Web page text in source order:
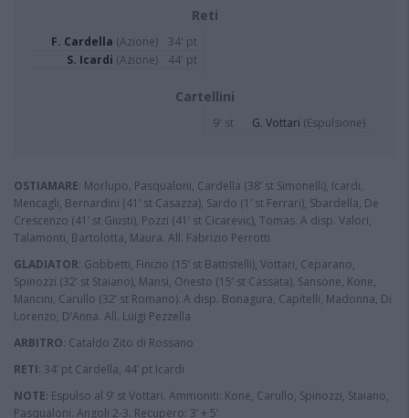
Reti
F. Cardella (Azione)
34' pt
S. Icardi (Azione) 44' pt
Cartellini
9' st G. Vottari (Espulsione)
OSTIAMARE: Morlupo, Pasqualoni, Cardella (38’ st Simonelli), Icardi,
Mencagli, Bernardini (41’ st Casazza), Sardo (1’ st Ferrari), Sbardella, De
Crescenzo (41’ st Giusti), Pozzi (41’ st Cicarevic), Tomas. A disp. Valori,
Talamonti, Bartolotta, Maura. All. Fabrizio Perrotti
GLADIATOR: Gobbetti, Finizio (15’ st Battistelli), Vottari, Ceparano,
Spinozzi (32’ st Staiano), Mansi, Onesto (15’ st Cassata), Sansone, Kone,
Mancini, Carullo (32’ st Romano). A disp. Bonagura, Capitelli, Madonna, Di
Lorenzo, D’Anna. All. Luigi Pezzella
ARBITRO: Cataldo Zito di Rossano
RETI: 34’ pt Cardella, 44’ pt Icardi
NOTE: Espulso al 9’ st Vottari. Ammoniti: Kone, Carullo, Spinozzi, Staiano,
Pasqualoni. Angoli 2-3. Recupero: 3’ + 5’